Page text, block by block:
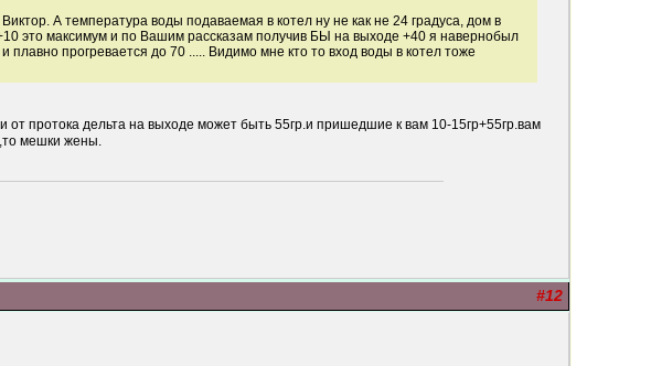
А температура воды подаваемая в котел ну не как не 24 градуса, дом в
это максимум и по Вашим рассказам получив БЫ на выходе +40 я навернобыл
прогревается до 70 ..... Видимо мне кто то вход воды в котел тоже
на выходе может быть 55гр.и пришедшие к вам 10-15гр+55гр.вам
,то мешки жены.
#12